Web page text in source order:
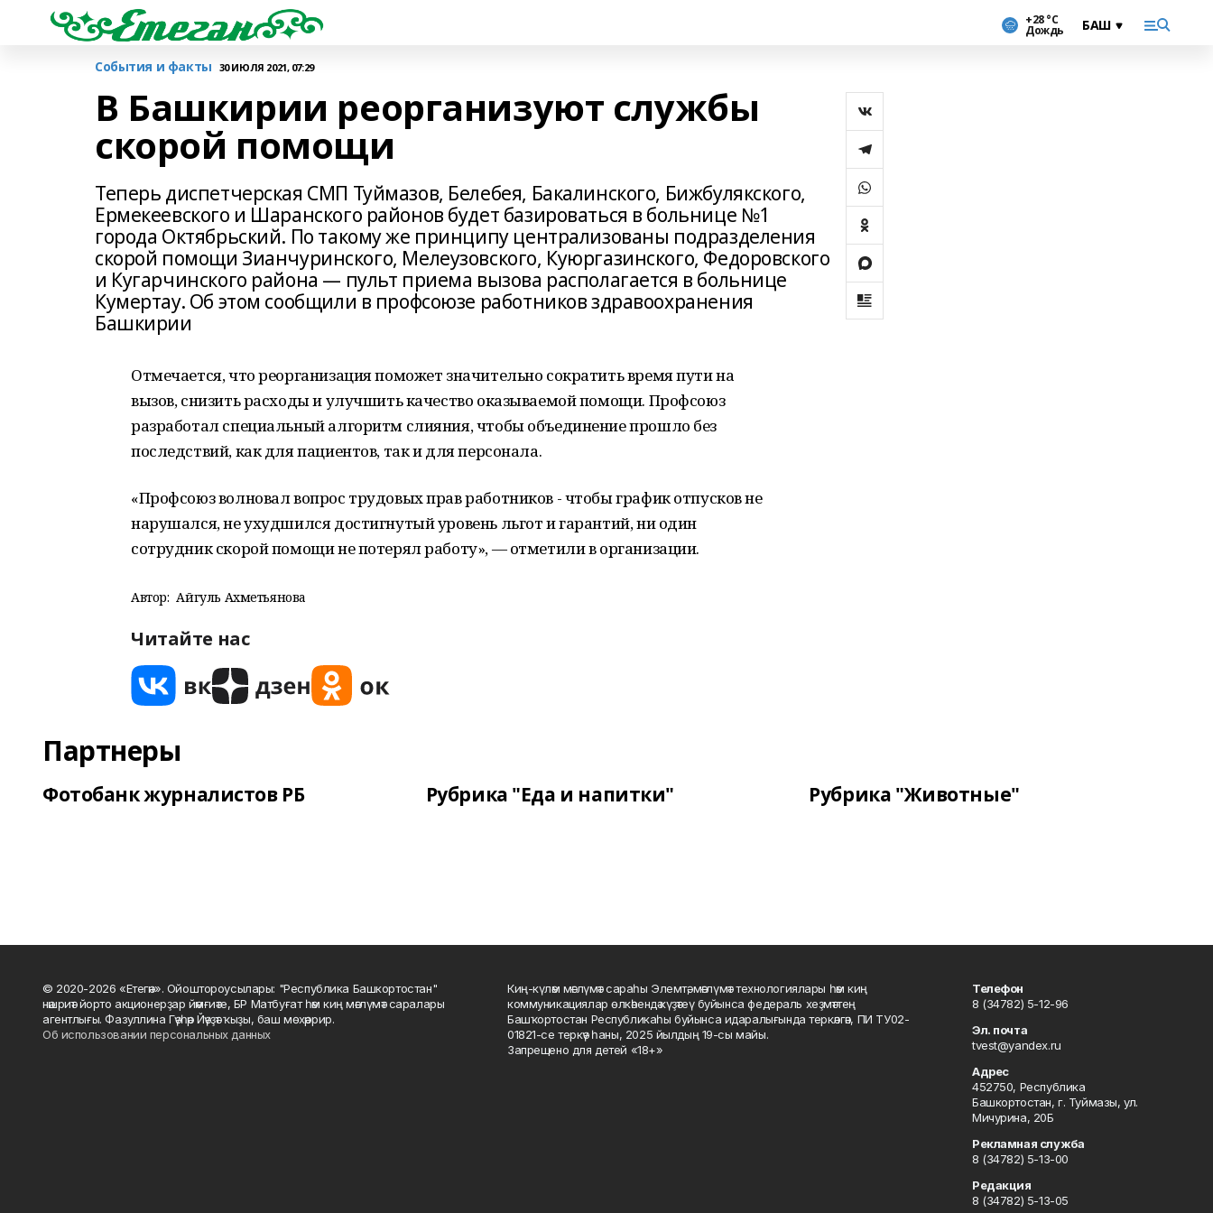
+28 °С
Дождь
События и факты 30 ИЮЛЯ 2021, 07:29
В Башкирии реорганизуют службы
скорой помощи
Теперь диспетчерская СМП Туймазов, Белебея, Бакалинского, Бижбулякского,
Ермекеевского и Шаранского районов будет базироваться в больнице №1
города Октябрьский. По такому же принципу централизованы подразделения
скорой помощи Зианчуринского, Мелеузовского, Куюргазинского, Федоровского
и Кугарчинского района — пульт приема вызова располагается в больнице
Кумертау. Об этом сообщили в профсоюзе работников здравоохранения
Башкирии
Отмечается, что реорганизация поможет значительно сократить время пути на
вызов, снизить расходы и улучшить качество оказываемой помощи. Профсоюз
разработал специальный алгоритм слияния, чтобы объединение прошло без
последствий, как для пациентов, так и для персонала.
«Профсоюз волновал вопрос трудовых прав работников - чтобы график отпусков не
нарушался, не ухудшился достигнутый уровень льгот и гарантий, ни один
сотрудник скорой помощи не потерял работу», — отметили в организации.
Автор: Айгуль Ахметьянова
Читайте нас
Партнеры
Фотобанк журналистов РБ Рубрика "Еда и напитки" Рубрика "Животные"
© 2020-2026 «Етегән». Ойоштороусылары: "Республика Башкортостан"
нәшриәт йорто акционерҙар йәмғиәте, БР Матбуғат һәм киң мәғлүмәт саралары
агентлығы. Фазуллина Гәүһәр Йәүҙәт ҡыҙы, баш мөхәррир.
Об использовании персональных данных
Киң-күләм мәғлүмәт сараһы Элемтә, мәғлүмәт технологиялары һәм киң
коммуникациялар өлкәһендә күҙәтеү буйынса федераль хеҙмәттең
Башҡортостан Республикаһы буйынса идаралығында теркәлгән, ПИ ТУ02-
01821-се теркәү һаны, 2025 йылдың 19-сы майы.
Запрещено для детей «18+»
Телефон
8 (34782) 5-12-96
Эл. почта
tvest@yandex.ru
Адрес
452750, Республика
Башкортостан, г. Туймазы, ул.
Мичурина, 20Б
Рекламная служба
8 (34782) 5-13-00
Редакция
8 (34782) 5-13-05